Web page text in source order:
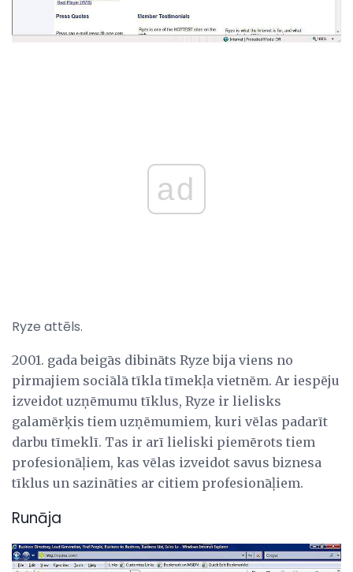
ad
Ryze attēls.
2001. gada beigās dibināts Ryze bija viens no
pirmajiem sociālā tīkla tīmekļa vietnēm. Ar iespēju
izveidot uzņēmumu tīklus, Ryze ir lielisks
galamērķis tiem uzņēmumiem, kuri vēlas padarīt
darbu tīmeklī. Tas ir arī lieliski piemērots tiem
profesionāļiem, kas vēlas izveidot savus biznesa
tīklus un sazināties ar citiem profesionāļiem.
Runāja